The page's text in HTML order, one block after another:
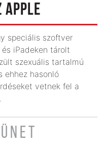
APPLE
speciális szoftver
iPadeken tárolt
szexuális tartalmú
ehhez hasonló
vetnek fel a